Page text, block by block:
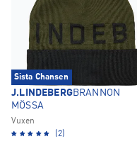
Sista Chansen
J.LINDEBERGBRANNON
MÖSSA
Vuxen
(2)